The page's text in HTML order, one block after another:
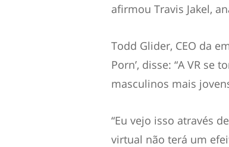
afirmou Travis Jakel,
Todd Glider, CEO da
Porn’, disse: “A VR se
masculinos mais
“Eu vejo isso através
virtual não terá um